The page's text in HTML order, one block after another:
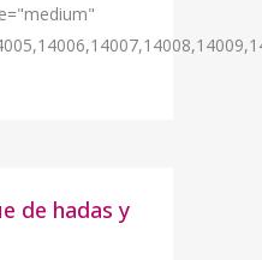
de hadas y